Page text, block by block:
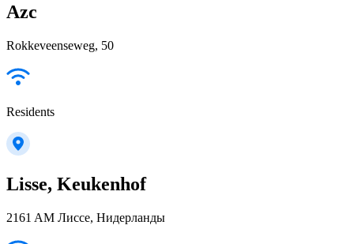
Azc
Rokkeveenseweg, 50
Residents
Lisse, Keukenhof
2161 AM Лиссе, Нидерланды